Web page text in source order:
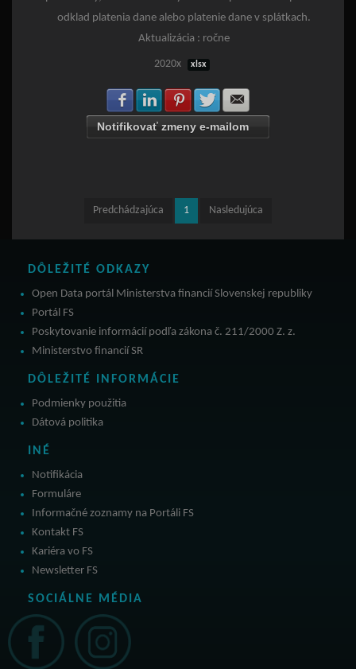
odklad platenia dane alebo platenie dane v splátkach.
Aktualizácia : ročne
2020x xlsx
Zdielať na Facebook
Zdielať na LinkedIn
Zdielať na Pinterest
Zdielať na Twitter
Notifikovať zmeny e-mailom
Predchádzajúca 1 Nasledujúca
DÔLEŽITÉ ODKAZY
Open Data portál Ministerstva financií Slovenskej republiky
Portál FS
Poskytovanie informácií podľa zákona č. 211/2000 Z. z.
Ministerstvo financií SR
DÔLEŽITÉ INFORMÁCIE
Podmienky použitia
Dátová politika
INÉ
Notifikácia
Formuláre
Informačné zoznamy na Portáli FS
Kontakt FS
Kariéra vo FS
Newsletter FS
SOCIÁLNE MÉDIA